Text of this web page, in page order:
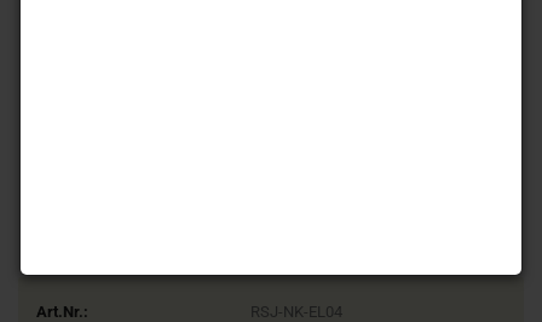
Art.Nr.:
RSJ-NK-EL04